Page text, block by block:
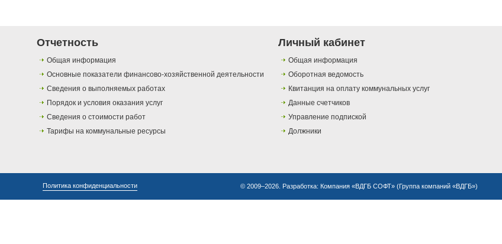
Отчетность
Общая информация
Основные показатели финансово-хозяйственной деятельности
Сведения о выполняемых работах
Порядок и условия оказания услуг
Сведения о стоимости работ
Тарифы на коммунальные ресурсы
Личный кабинет
Общая информация
Оборотная ведомость
Квитанция на оплату коммунальных услуг
Данные счетчиков
Управление подпиской
Должники
Политика конфиденциальности © 2009–2026. Разработка: Компания «ВДГБ СОФТ» (Группа компаний «ВДГБ»)